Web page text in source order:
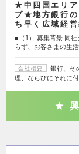
★中四国エリア
プ★地方銀行の
ち早く広域経
■（1） 募集背景 同
らず、お客さまの生
会社概要
銀行、そ
理、ならびにそれに